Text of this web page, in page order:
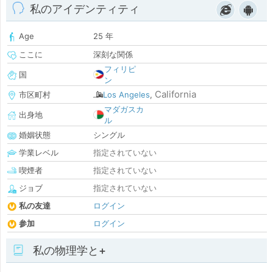
私のアイデンティティ
Age
25 年
ここに
深刻な関係
国
フィリピ
ン
市区町村
Los Angeles, California
出身地
マダガスカ
ル
婚姻状態
シングル
学業レベル
指定されていない
喫煙者
指定されていない
ジョブ
指定されていない
私の友達
ログイン
参加
ログイン
私の物理学と+